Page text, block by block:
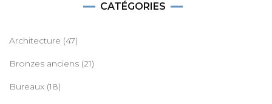
CATÉGORIES
Architecture (47)
Bronzes anciens (21)
Bureaux (18)